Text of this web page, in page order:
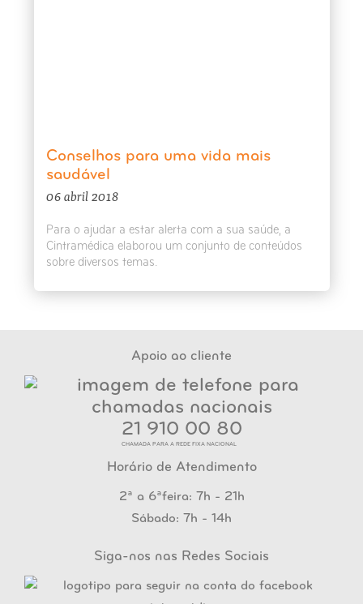
Conselhos para uma vida mais
saudável
06 abril 2018
Para o ajudar a estar alerta com a sua saúde, a
Cintramédica elaborou um conjunto de conteúdos
sobre diversos temas.
Apoio ao cliente
21 910 00 80
CHAMADA PARA A REDE FIXA NACIONAL
Horário de Atendimento
2ª a 6ªfeira: 7h - 21h
Sábado: 7h - 14h
Siga-nos nas Redes Sociais